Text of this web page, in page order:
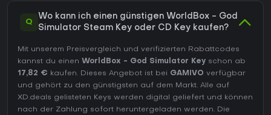
Q
Wo kann ich einen günstigen WorldBox - God
Simulator Steam Key oder CD Key kaufen?
Mit unserem Preisvergleich und verifizierten Rabattcodes
kannst du einen WorldBox - God Simulator Key schon ab
17,82 € kaufen. Dieses Angebot ist bei GAMIVO verfügbar
und gehört zu den günstigsten auf dem Markt. Alle auf
XD.deals gelisteten Keys werden digital geliefert und können
nach der Zahlung sofort heruntergeladen werden. Die